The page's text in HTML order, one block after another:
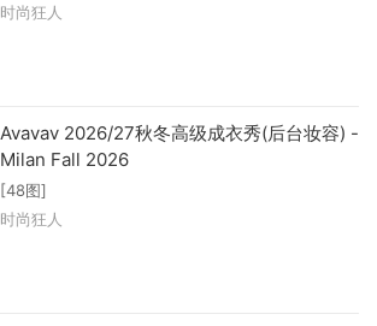
时尚狂人
Avavav 2026/27秋冬高级成衣秀(后台妆容) -
Milan Fall 2026
[48图]
时尚狂人